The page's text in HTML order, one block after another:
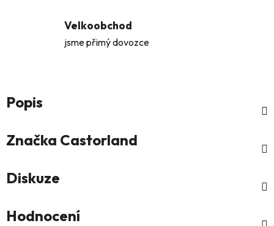
Velkoobchod
jsme přimý dovozce
Popis
Značka Castorland
Diskuze
Hodnocení